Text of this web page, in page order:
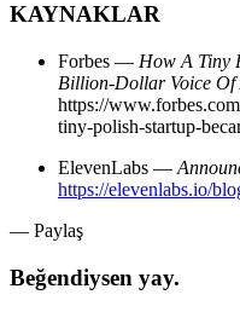
KAYNAKLAR
Forbes — How A Tiny
Billion-Dollar Voice Of
https://
tiny-polish-startup-
ElevenLabs —
https://elevenlabs.io/
— Paylaş
Beğendiysen yay.